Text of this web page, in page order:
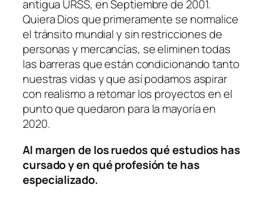
antigua URSS, en Septiembre de 2001.
Quiera Dios que primeramente se normalice
el tránsito mundial y sin restricciones de
personas y mercancías, se eliminen todas
las barreras que están condicionando tanto
nuestras vidas y que así podamos aspirar
con realismo a retomar los proyectos en el
punto que quedaron para la mayoría en
2020.
Al margen de los ruedos qué estudios has
cursado y en qué profesión te has
especializado.